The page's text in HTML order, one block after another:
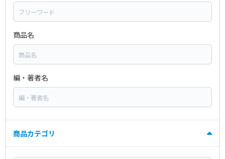
商品名
編・著者名
商品カテゴリ